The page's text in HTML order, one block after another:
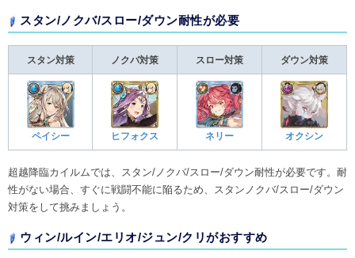
スタン/ノクバ/スロー/ダウン耐性が必要
スタン対策 ノクバ対策 スロー対策 ダウン対策
ペイシー ヒフォクス ネリー オクシン
超越降臨カイルムでは、スタン/ノクバ/スロー/ダウン耐性が必要です。耐
性がない場合、すぐに戦闘不能に陥るため、スタンノクバ/スロー/ダウン
対策をして挑みましょう。
ウィン/ルイン/エリオ/ジュン/クリがおすすめ